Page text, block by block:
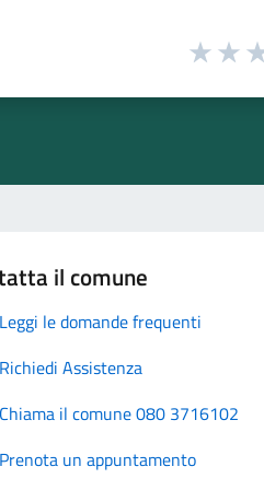
il comune
Leggi le domande frequenti
Richiedi Assistenza
Chiama il comune 080 3716102
Prenota un appuntamento